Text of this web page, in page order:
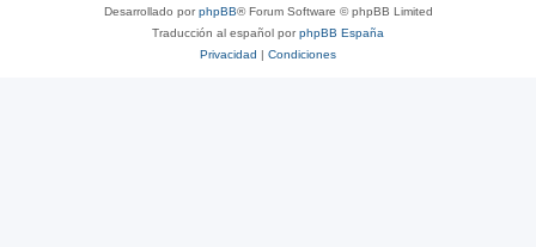
Desarrollado porphpBB® Forum Software © phpBB Limited
Traducción al español porphpBB España
Privacidad | Condiciones